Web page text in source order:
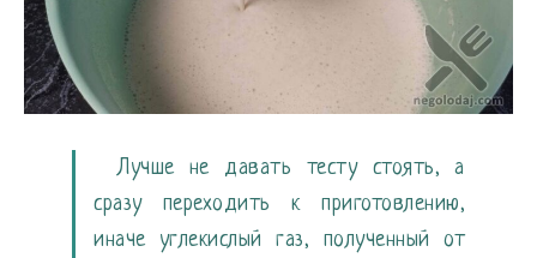
Лучше не давать тесту стоять, а
сразу переходить к приготовлению,
иначе углекислый газ, полученный от